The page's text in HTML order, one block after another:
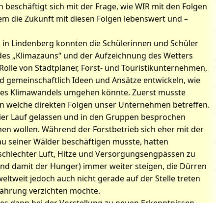
sich mit der Frage, wie WIR mit den Folgen
die Zukunft mit diesen Folgen lebenswert und –
Lindenberg konnten die Schülerinnen und Schüler
„Klimazauns“ und der Aufzeichnung des Wetters
von Stadtplaner, Forst- und Touristikunternehmen,
gemeinschaftlich Ideen und Ansätze entwickeln, wie
Klimawandels umgehen könnte. Zuerst musste
welche direkten Folgen unser Unternehmen betreffen.
Lauf gelassen und in den Gruppen besprochen
wollen. Während der Forstbetrieb sich eher mit der
seiner Wälder beschäftigen musste, hatten
Luft, Hitze und Versorgungsengpässen zu
damit der Hunger) immer weiter steigen, die Dürren
jedoch auch nicht gerade auf der Stelle treten
verzichten möchte.